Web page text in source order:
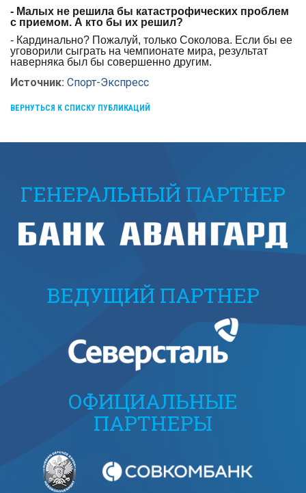
- Малых не решила бы катастрофических проблем
с приемом. А кто бы их решил?
- Кардинально? Пожалуй, только Соколова. Если бы ее
уговорили сыграть на чемпионате мира, результат
наверняка был бы совершенно другим.
Источник: Спорт-Экспресс
ВЕРНУТЬСЯ К СПИСКУ ПУБЛИКАЦИЙ
ГЕНЕРАЛЬНЫЙ ПАРТНЕР
ВЕДУЩИЙ ПАРТНЕР
ОФИЦИАЛЬНЫЕ
ПАРТНЕРЫ